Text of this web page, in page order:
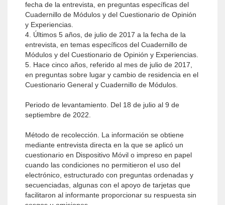
fecha de la entrevista, en preguntas específicas del
Cuadernillo de Módulos y del Cuestionario de Opinión
y Experiencias.
4. Últimos 5 años, de julio de 2017 a la fecha de la
entrevista, en temas específicos del Cuadernillo de
Módulos y del Cuestionario de Opinión y Experiencias.
5. Hace cinco años, referido al mes de julio de 2017,
en preguntas sobre lugar y cambio de residencia en el
Cuestionario General y Cuadernillo de Módulos.
Periodo de levantamiento. Del 18 de julio al 9 de
septiembre de 2022.
Método de recolección. La información se obtiene
mediante entrevista directa en la que se aplicó un
cuestionario en Dispositivo Móvil o impreso en papel
cuando las condiciones no permitieron el uso del
electrónico, estructurado con preguntas ordenadas y
secuenciadas, algunas con el apoyo de tarjetas que
facilitaron al informante proporcionar su respuesta sin